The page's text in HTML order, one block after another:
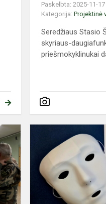
Paskelbta: 2025-11-17
Kategorija:Projektinė
Seredžiaus Stasio
skyriaus-
priešmokyklinukai
Jaunųjų
šaulių
sąskrydis